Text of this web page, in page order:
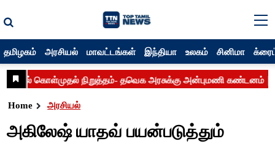
தமிழகம் அரசியல் மாவட்டங்கள் இந்தியா உலகம் சினிமா
Home அரசியல்
அகிலேஷ் யாதவ் பயன்படுத்தும்